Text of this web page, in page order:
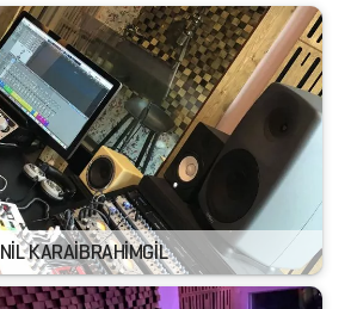
NİL KARAİBRAHİMGİL